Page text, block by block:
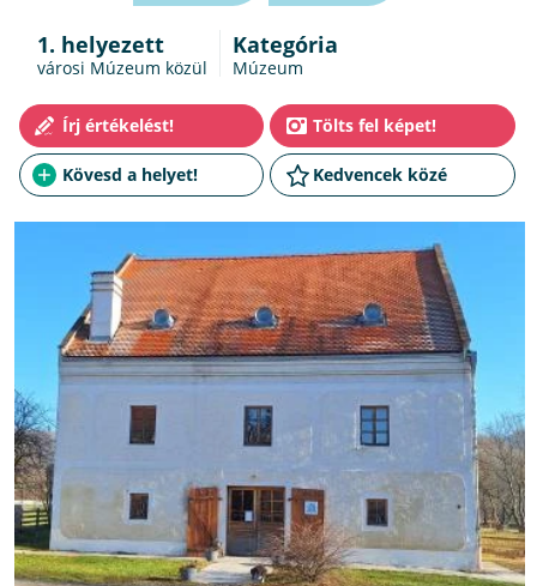
1. helyezett
városi Múzeum közül
Kategória
Múzeum